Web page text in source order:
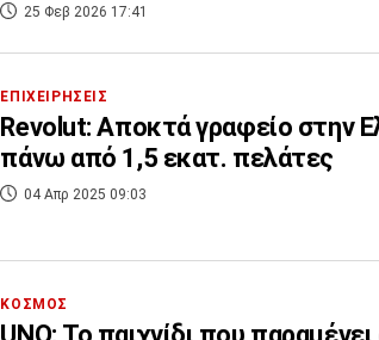
25 Φεβ 2026 17:41
ΕΠΙΧΕΙΡΗΣΕΙΣ
Revolut: Aποκτά γραφείο στην
πάνω από 1,5 εκατ. πελάτες
04 Απρ 2025 09:03
ΚΟΣΜΟΣ